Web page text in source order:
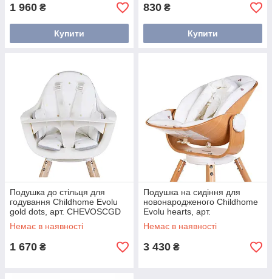
1 960 ₴
Купити
830 ₴
Купити
Подушка до стільця для
годування Childhome Evolu
gold dots, арт. CHEVOSCGD
Немає в наявності
1 670 ₴
Подушка на сидіння для
новонародженого Childhome
Evolu hearts, арт.
CHEVOSCNBJOH
Немає в наявності
3 430 ₴